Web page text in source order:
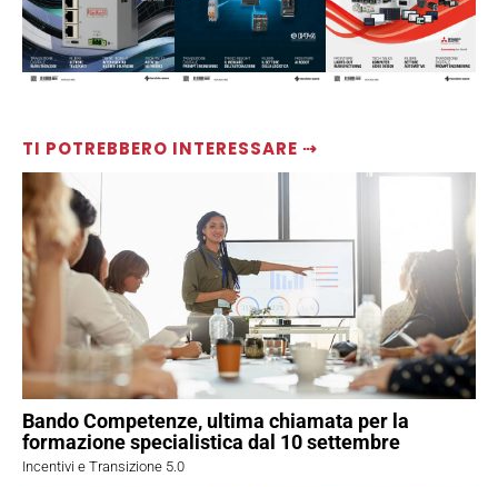
TI POTREBBERO INTERESSARE ⇢
Bando Competenze, ultima chiamata per la
formazione specialistica dal 10 settembre
Incentivi e Transizione 5.0